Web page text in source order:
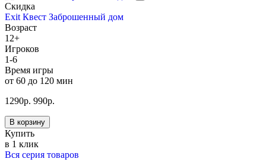
Скидка
Exit Квест Заброшенный дом
Возраст
12+
Игроков
1-6
Время игры
от 60 до 120 мин
1290р. 990р.
В корзину
Купить
в 1 клик
Вся серия товаров